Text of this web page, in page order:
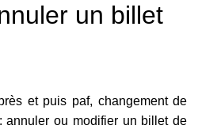
un billet
et puis paf, changement de
annuler ou modifier un billet de